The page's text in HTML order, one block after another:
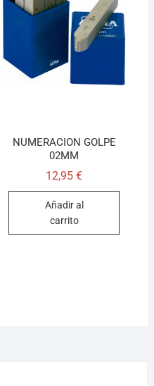
NUMERACION GOLPE
02MM
12,95€
Añadir al
carrito